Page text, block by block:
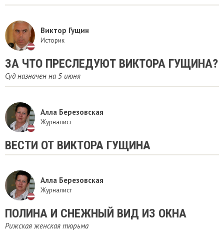
Виктор Гущин
Историк
ЗА ЧТО ПРЕСЛЕДУЮТ ВИКТОРА ГУЩИНА?
Суд назначен на 5 июня
Алла Березовская
Журналист
ВЕСТИ ОТ ВИКТОРА ГУЩИНА
Алла Березовская
Журналист
ПОЛИНА И СНЕЖНЫЙ ВИД ИЗ ОКНА
Рижская женская тюрьма